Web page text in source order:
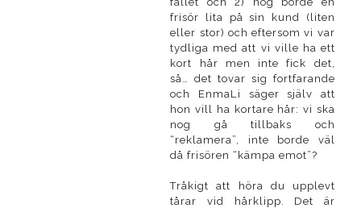
frisör lita på sin kund (liten
eller stor) och eftersom vi var
tydliga med att vi ville ha ett
kort hår men inte fick det,
så… det tovar sig fortfarande
och EnmaLi säger själv att
hon vill ha kortare hår: vi ska
nog gå tillbaks och
“reklamera”, inte borde väl
då frisören “kämpa emot”?
Tråkigt att höra du upplevt
tårar vid hårklipp. Det är